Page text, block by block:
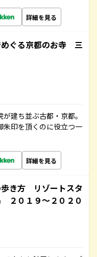
詳細を見る
ぐる京都のお寺 三
建ち並ぶ古都・京都。
朱印を頂くのに役立つ一
詳細を見る
き方 リゾートスタ
０１９～２０２０